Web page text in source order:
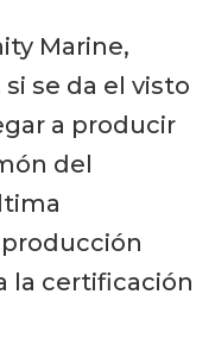
Marine,
se da el visto
a producir
del
la certificación